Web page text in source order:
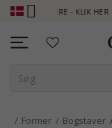
MERE - KLIK HER
Former Bogstaver